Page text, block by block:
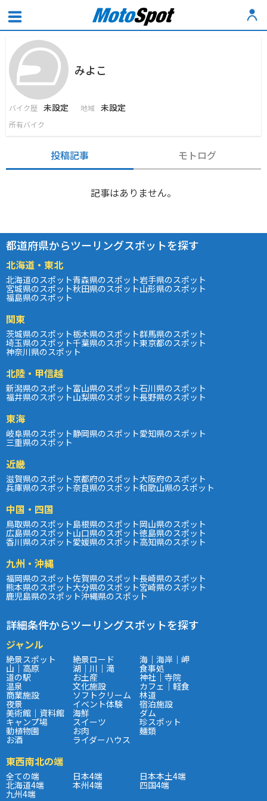
みよこ
バイク歴 未設定 地域 未設定
所有バイク
投稿記事 モトログ
記事はありません。
都道府県からツーリングスポットを探す
北海道・東北
北海道のスポット青森県のスポット岩手県のスポット
宮城県のスポット秋田県のスポット山形県のスポット
福島県のスポット
関東
茨城県のスポット栃木県のスポット群馬県のスポット
埼玉県のスポット千葉県のスポット東京都のスポット
神奈川県のスポット
北陸・甲信越
新潟県のスポット富山県のスポット石川県のスポット
福井県のスポット山梨県のスポット長野県のスポット
東海
岐阜県のスポット静岡県のスポット愛知県のスポット
三重県のスポット
近畿
滋賀県のスポット京都府のスポット大阪府のスポット
兵庫県のスポット奈良県のスポット和歌山県のスポット
中国・四国
鳥取県のスポット島根県のスポット岡山県のスポット
広島県のスポット山口県のスポット徳島県のスポット
香川県のスポット愛媛県のスポット高知県のスポット
九州・沖縄
福岡県のスポット佐賀県のスポット長崎県のスポット
熊本県のスポット大分県のスポット宮崎県のスポット
鹿児島県のスポット沖縄県のスポット
詳細条件からツーリングスポットを探す
ジャンル
絶景スポット 絶景ロード 海｜海岸｜岬
山｜高原 湖｜川｜滝 食事処
道の駅 お土産 神社｜寺院
温泉 文化施設 カフェ｜軽食
商業施設 ソフトクリーム 林道
夜景 イベント体験 宿泊施設
美術館｜資料館 海鮮 ダム
キャンプ場 スイーツ 珍スポット
動植物園 お肉 麺類
お酒 ライダーハウス
東西南北の端
全ての端 日本4端 日本本土4端
北海道4端 本州4端 四国4端
九州4端